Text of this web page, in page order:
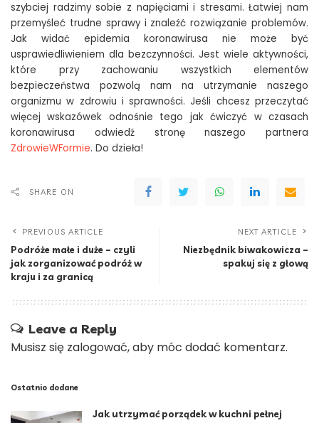
szybciej radzimy sobie z napięciami i stresami. Łatwiej nam
przemyśleć trudne sprawy i znaleźć rozwiązanie problemów.
Jak widać epidemia koronawirusa nie może być
usprawiedliwieniem dla bezczynności. Jest wiele aktywności,
które przy zachowaniu wszystkich elementów
bezpieczeństwa pozwolą nam na utrzymanie naszego
organizmu w zdrowiu i sprawności. Jeśli chcesz przeczytać
więcej wskazówek odnośnie tego jak ćwiczyć w czasach
koronawirusa odwiedź stronę naszego partnera
ZdrowieWFormie. Do dzieła!
SHARE ON
PREVIOUS ARTICLE
Podróże małe i duże – czyli
jak zorganizować podróż w
kraju i za granicą
NEXT ARTICLE
Niezbędnik biwakowicza –
spakuj się z głową
Leave a Reply
Musisz się zalogować, aby móc dodać komentarz.
Ostatnio dodane
Jak utrzymać porządek w kuchni pełnej